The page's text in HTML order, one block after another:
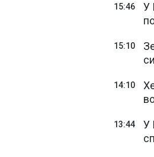
15:46
У
15:10
14:10
13:44
У